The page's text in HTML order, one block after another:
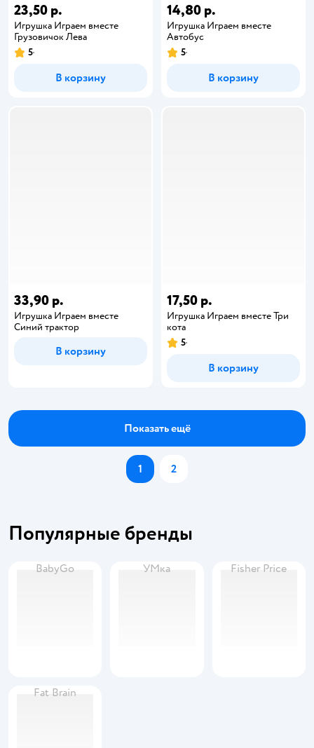
23,50 р.
Игрушка Играем вместе
Грузовичок Лева
5
В корзину
14,80 р.
Игрушка Играем вместе
Автобус
5
В корзину
33,90 р.
Игрушка Играем вместе
Синий трактор
В корзину
17,50 р.
Игрушка Играем вместе Три
кота
5
В корзину
Показать ещё
1 2
Популярные бренды
BabyGo УМка Fisher Price
Fat Brain